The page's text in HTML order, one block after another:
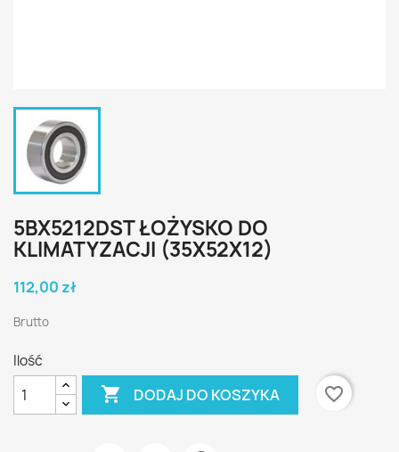
5BX5212DST ŁOŻYSKO DO
KLIMATYZACJI (35X52X12)
112,00 zł
Brutto
Ilość
 DODAJ DO KOSZYKA favorite_border